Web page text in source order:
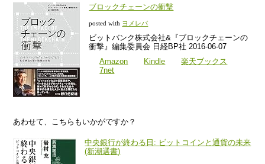
ブロックチェーンの衝撃
posted with ヨメレバ
ビットバンク株式会社&『ブロックチェーンの
衝撃』編集委員会 日経BP社 2016-06-07
Amazon
Kindle
楽天ブックス
7net
あわせて、こちらもいかがですか？
中央銀行が終わる日: ビットコインと通貨の未来
(新潮選書)